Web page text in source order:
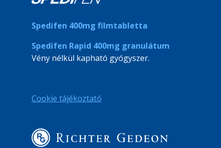
Spedifen 400mg filmtabletta
Spedifen Rapid 400mg granulátum
Vény nélkül kapható gyógyszer.
Cookie tájékoztató